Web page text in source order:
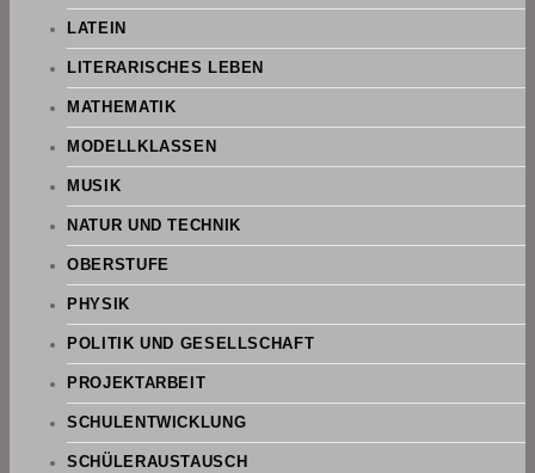
LATEIN
LITERARISCHES LEBEN
MATHEMATIK
MODELLKLASSEN
MUSIK
NATUR UND TECHNIK
OBERSTUFE
PHYSIK
POLITIK UND GESELLSCHAFT
PROJEKTARBEIT
SCHULENTWICKLUNG
SCHÜLERAUSTAUSCH